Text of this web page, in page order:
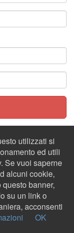
utilizzati si
ed utili
Se vuoi saperne
alcuni cookie,
banner,
su un link o
acconsenti
OK